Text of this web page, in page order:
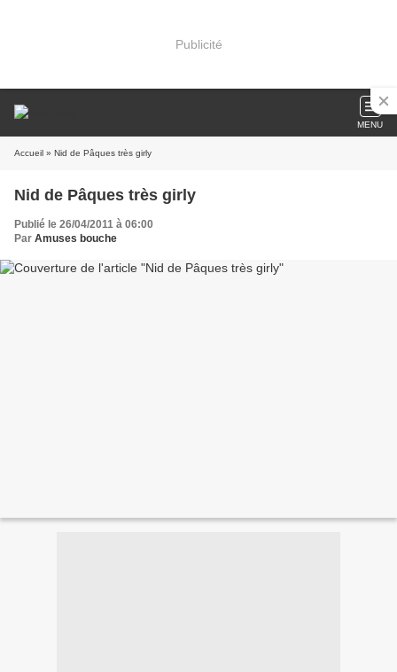
Publicité
MENU
Accueil » Nid de Pâques très girly
Nid de Pâques très girly
Publié le 26/04/2011 à 06:00
Par Amuses bouche